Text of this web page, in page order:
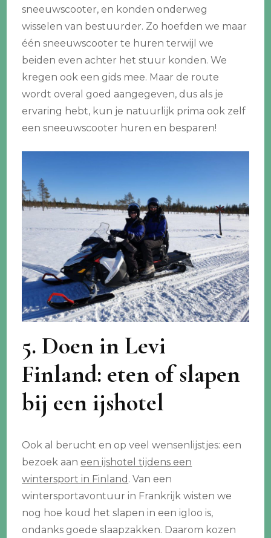
sneeuwscooter, en konden onderweg
wisselen van bestuurder. Zo hoefden we maar
één sneeuwscooter te huren terwijl we
beiden even achter het stuur konden. We
kregen ook een gids mee. Maar de route
wordt overal goed aangegeven, dus als je
ervaring hebt, kun je natuurlijk prima ook zelf
een sneeuwscooter huren en besparen!
5. Doen in Levi
Finland: eten of slapen
bij een ijshotel
Ook al berucht en op veel wensenlijstjes: een
bezoek aan een ijshotel tijdens een
wintersport in Finland . Van een
wintersportavontuur in Frankrijk wisten we
nog hoe koud het slapen in een igloo is,
ondanks goede slaapzakken. Daarom kozen